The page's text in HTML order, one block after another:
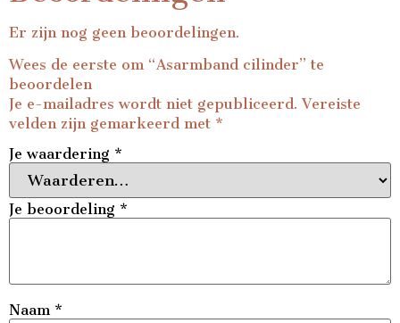
Er zijn nog geen beoordelingen.
Wees de eerste om “Asarmband cilinder” te
beoordelen
Je e-mailadres wordt niet gepubliceerd. Vereiste
velden zijn gemarkeerd met *
Je waardering *
Je beoordeling *
Naam *